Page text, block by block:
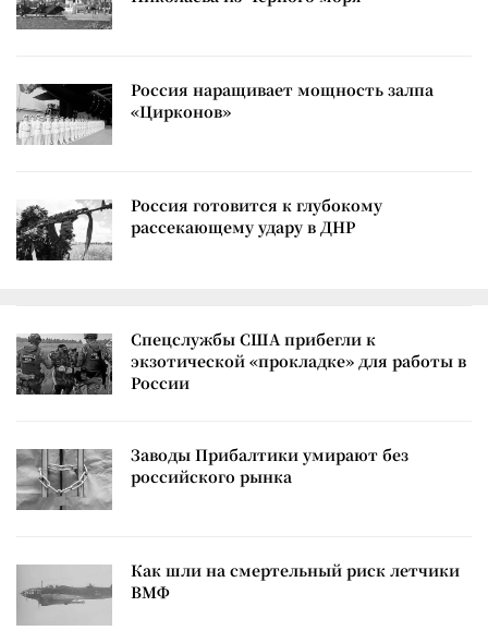
Россия наращивает мощность залпа
«Цирконов»
Россия готовится к глубокому
рассекающему удару в ДНР
Спецслужбы США прибегли к
экзотической «прокладке» для работы в
России
Заводы Прибалтики умирают без
российского рынка
Как шли на смертельный риск летчики
ВМФ